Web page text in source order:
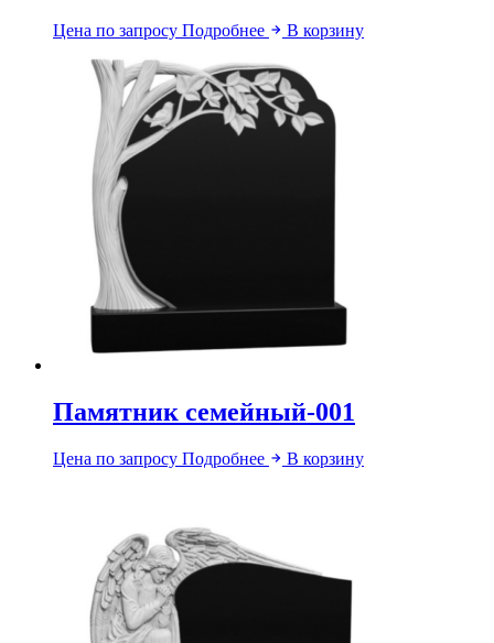
Цена по запросу Подробнее В корзину
Памятник семейный-001
Цена по запросу Подробнее В корзину